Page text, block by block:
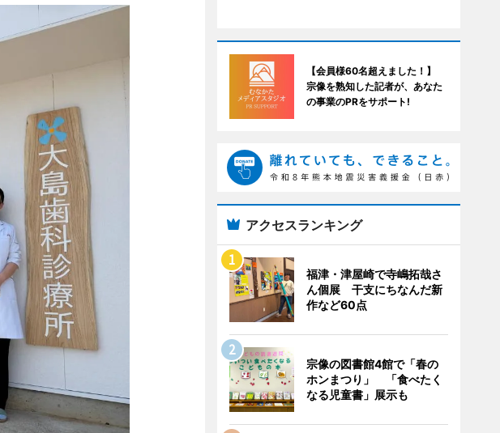
【会員様60名超えました！】
宗像を熟知した記者が、あなた
の事業のPRをサポート!
アクセスランキング
福津・津屋崎で寺嶋拓哉さ
ん個展 干支にちなんだ新
作など60点
宗像の図書館4館で「春の
ホンまつり」 「食べたく
なる児童書」展示も